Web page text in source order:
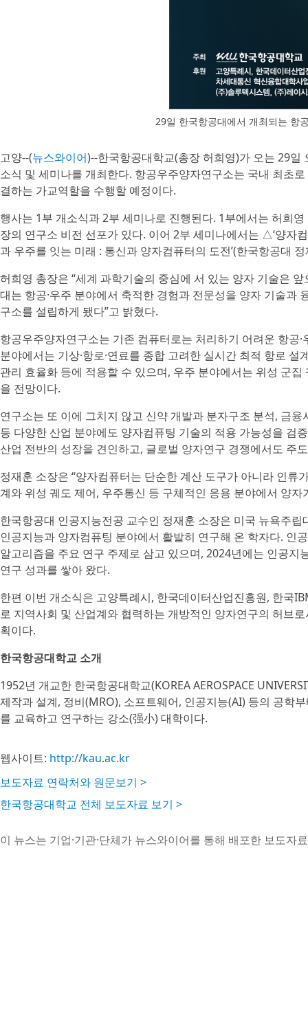
29일 한국항공대에서 개최되는 항
고양--(뉴스와이어)--한국항공대학교(총장 허희영)가 오는 29
소식 및 세미나를 개최한다. 항공우주양자연구소는 국내 최초
결하는 가교역할을 수행할 예정이다.
행사는 1부 개소식과 2부 세미나로 진행된다. 1부에서는 허희
장의 연구소 비전 선포가 있다. 이어 2부 세미나에서는 △‘양자
과 우주를 잇는 미래 : 통신과 양자컴퓨터의 도전’(한국항공대
허희영 총장은 “세계 과학기술의 중심에 서 있는 양자 기술은
대는 항공·우주 분야에서 축적한 경험과 전문성을 양자 기술
구소를 설립하게 됐다”고 밝혔다.
항공우주양자연구소는 기존 컴퓨터로는 처리하기 어려운 항공
분야에서는 기상·항로·연료를 종합 고려한 실시간 최적 항로
관리 효율화 등에 적용할 수 있으며, 우주 분야에서는 위성 군
을 전망이다.
연구소는 또 이에 그치지 않고 신약 개발과 분자구조 분석, 금
등 다양한 산업 분야에도 양자컴퓨팅 기술의 적용 가능성을 검
산업 전반의 성장을 견인하고, 글로벌 양자연구 경쟁에서도 주
정재훈 소장은 “양자컴퓨터는 단순한 계산 도구가 아니라 인류
계와 위성 궤도 제어, 우주통신 등 구체적인 응용 분야에서 양
한국항공대 인공지능전공 교수인 정재훈 소장은 미국 뉴욕주
인공지능과 양자컴퓨팅 분야에서 활발히 연구해 온 학자다. 인
알고리즘을 주요 연구 주제로 삼고 있으며, 2024년에는 인공
연구 성과를 쌓아 왔다.
한편 이번 개소식은 고양특례시, 한국데이터산업진흥원, 한국
로 지역사회 및 산업계와 협력하는 개방적인 양자연구의 허브
획이다.
한국항공대학교 소개
1952년 개교한 한국항공대학교(KOREA AEROSPACE
제작과 설계, 정비(MRO), 소프트웨어, 인공지능(AI) 등의 공학
를 교육하고 연구하는 강소(强小) 대학이다.
웹사이트: http://kau.ac.kr
보도자료 연락처와 원문보기 >
한국항공대학교 전체 보도자료 보기 >
이 뉴스는 기업·기관·단체가 뉴스와이어를 통해 배포한 보도자